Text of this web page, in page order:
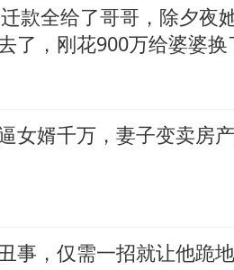
款全给了哥哥，除夕夜
了，刚花900万给婆婆换
女婿千万，妻子变卖房
事，仅需一招就让他跪